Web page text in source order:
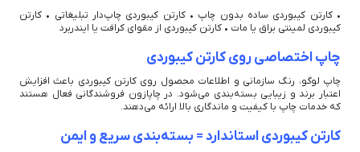
• کارتن کیبوردی ساده بدون چاپ • کارتن کیبوردی چاپ‌دار تبلیغاتی • کارتن
کیبوردی لمینتی براق یا مات • کارتن کیبوردی از مقوای کرافت یا ایندربرد
چاپ اختصاصی روی کارتن کیبوردی
چاپ لوگو، رنگ سازمانی و اطلاعات محصول روی کارتن کیبوردی باعث افزایش
اعتبار برند و زیبایی بسته‌بندی می‌شود. در چاپازون فروشندگانی فعال هستند
که خدمات چاپ با کیفیت و ماندگاری بالا ارائه می‌دهند.
کارتن کیبوردی استاندارد = بسته‌بندی سریع و ایمن